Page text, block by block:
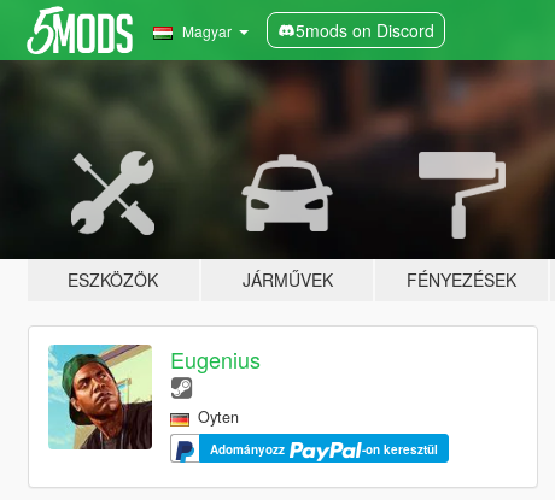
Magyar 5mods on Discord
ESZKÖZÖK JÁRMŰVEK FÉNYEZÉSEK
Eugenius
Oyten
Adományozz -on keresztül